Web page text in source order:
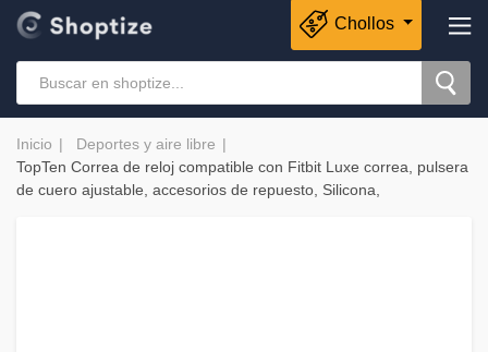
Chollos
Inicio
Deportes y aire libre
TopTen Correa de reloj compatible con Fitbit Luxe correa, pulsera
de cuero ajustable, accesorios de repuesto, Silicona,